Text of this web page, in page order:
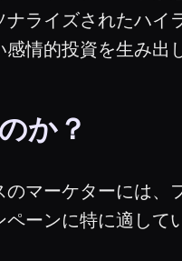
ナライズされたハ
情的投資を生み出
か？
マーケターには
ーンに特に適して